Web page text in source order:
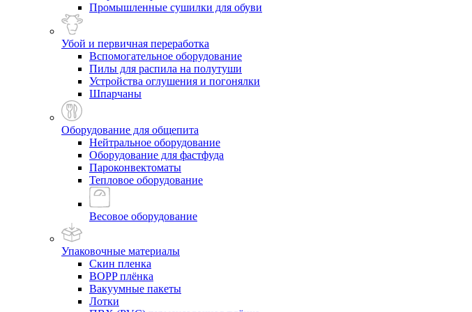
Промышленные сушилки для обуви
Убой и первичная переработка
Вспомогательное оборудование
Пилы для распила на полутуши
Устройства оглушения и погонялки
Шпарчаны
Оборудование для общепита
Нейтральное оборудование
Оборудование для фастфуда
Пароконвектоматы
Тепловое оборудование
Весовое оборудование
Упаковочные материалы
Скин пленка
BOPP плёнка
Вакуумные пакеты
Лотки